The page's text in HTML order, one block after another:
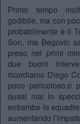
Primo tempo
godibile, ma con
probabilmente è il
Son, ma Begovic
preso nei primi
due buoni
ricordiamo Diego
poco pericoloso,o
quasi mai lo
entrambe le
aumentando